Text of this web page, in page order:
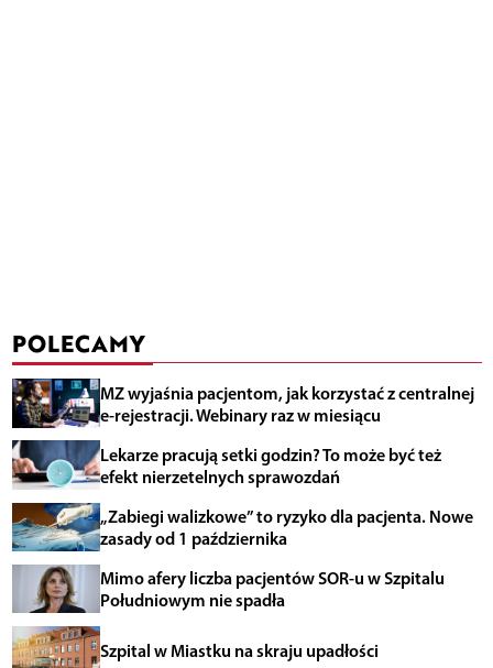
POLECAMY
MZ wyjaśnia pacjentom, jak korzystać z centralnej
e-rejestracji. Webinary raz w miesiącu
Lekarze pracują setki godzin? To może być też
efekt nierzetelnych sprawozdań
„Zabiegi walizkowe” to ryzyko dla pacjenta. Nowe
zasady od 1 października
Mimo afery liczba pacjentów SOR-u w Szpitalu
Południowym nie spadła
Szpital w Miastku na skraju upadłości